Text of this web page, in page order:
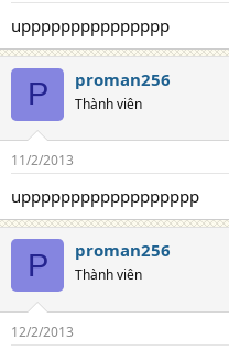
uppppppppppppppp
P proman256
Thành viên
11/2/2013
upppppppppppppppppp
P proman256
Thành viên
12/2/2013